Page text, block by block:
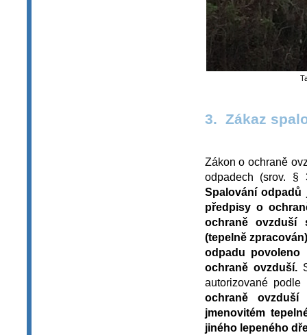
3. Zákaz
Zákon o ochraně
odpadech (srov.
Spalování
předpisy o
ochraně ovzduší
(tepelně
odpadu
ochraně ovzduší.
autorizované
ochraně ovzduší
jmenovitém
jiného lepeného